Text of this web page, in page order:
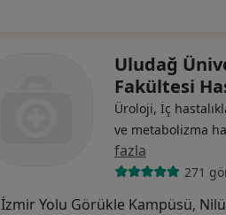
Uludağ
Fakültesi
Üroloji, İç
ve metabolizma
fazla
271
İzmir Yolu Görükle Kampüsü,